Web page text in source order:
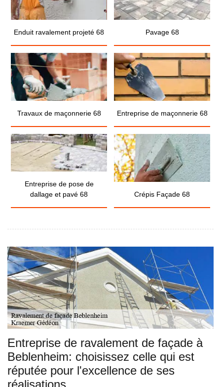
Enduit ravalement projeté 68 Pavage 68
Travaux de maçonnerie 68 Entreprise de maçonnerie 68
Entreprise de pose de
dallage et pavé 68
Crépis Façade 68
Entreprise de ravalement de façade à
Beblenheim: choisissez celle qui est
réputée pour l'excellence de ses
réalisations